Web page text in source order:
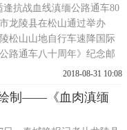
的唯一运输通道，承担着
、支持中华民...
逢抗战血线滇缅公路通车80
龙陵县在松山通过举办
松山山地自行车速降国际
路通车八十周年》纪念邮
戈新书《滇西抗战三部
列活动，纪念滇缅公路通
公路通...
2018-08-31 10:08
绘制——《血肉滇缅